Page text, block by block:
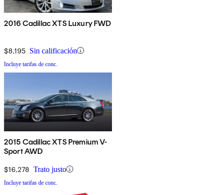
2016 Cadillac XTS Luxury FWD
$8,195 Sin calificación
Incluye tarifas de conc.
2015 Cadillac XTS Premium V-
Sport AWD
$16,278 Trato justo
Incluye tarifas de conc.